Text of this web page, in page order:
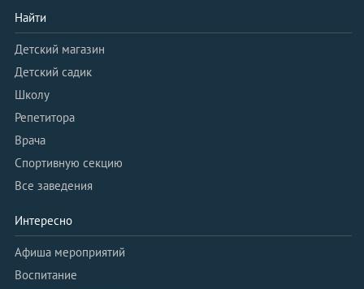
Найти
Детский магазин
Детский садик
Школу
Репетитора
Врача
Спортивную секцию
Все заведения
Интересно
Афиша мероприятий
Воспитание